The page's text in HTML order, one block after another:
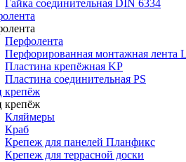
Гайка соединительная DIN 6334
Перфолента
Перфорированная монтажная лента
Пластина крепёжная KP
Пластина соединительная PS
крепёж
крепёж
Кляймеры
Краб
Крепеж для панелей Планфикс
Крепеж для террасной доски